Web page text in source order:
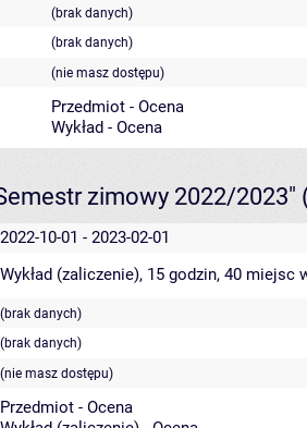
(brak danych)
(brak danych)
(nie masz dostępu)
Przedmiot - Ocena
Wykład - Ocena
zimowy 2022/2023"
2022-10-01 - 2023-02-01
Wykład (zaliczenie), 15 godzin, 40 miejsc
(brak danych)
(brak danych)
(nie masz dostępu)
Przedmiot - Ocena